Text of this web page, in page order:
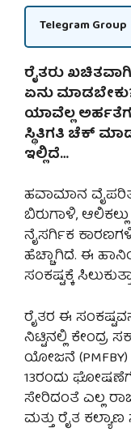
Telegram Group
ರೈತರು
ಏನು ಮಾಡಬೇಕು?
ಯಾವೆಲ್ಲ
ಸ್ಥಿತಿಗತಿ ಚೆಕ್
ಇಲ್ಲಿದೆ…
ಹವಾಮಾನ
ಬಿರುಗಾಳಿ,
ನೈಸರ್ಗಿಕ
ಹೆಚ್ಚಾಗಿದೆ. ಈ
ಸಂಕಷ್ಟಕ್ಕೆ
ರೈತರ ಈ
ನಿಟ್ಟಿನಲ್ಲಿ
ಯೋಜನೆ
13ರಂದು
ಸೇರಿದಂತೆ ಎಲ್ಲ
ಮತ್ತು ರೈತ